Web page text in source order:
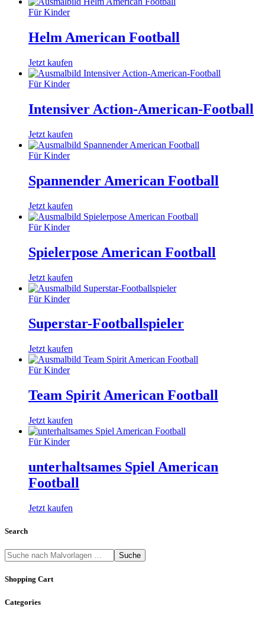
Für Kinder
Helm American Football
Jetzt kaufen
Für Kinder
Intensiver Action-American-Football
Jetzt kaufen
Für Kinder
Spannender American Football
Jetzt kaufen
Für Kinder
Spielerpose American Football
Jetzt kaufen
Für Kinder
Superstar-Footballspieler
Jetzt kaufen
Für Kinder
Team Spirit American Football
Jetzt kaufen
Für Kinder
unterhaltsames Spiel American
Football
Jetzt kaufen
Search
Suche
Shopping Cart
Categories